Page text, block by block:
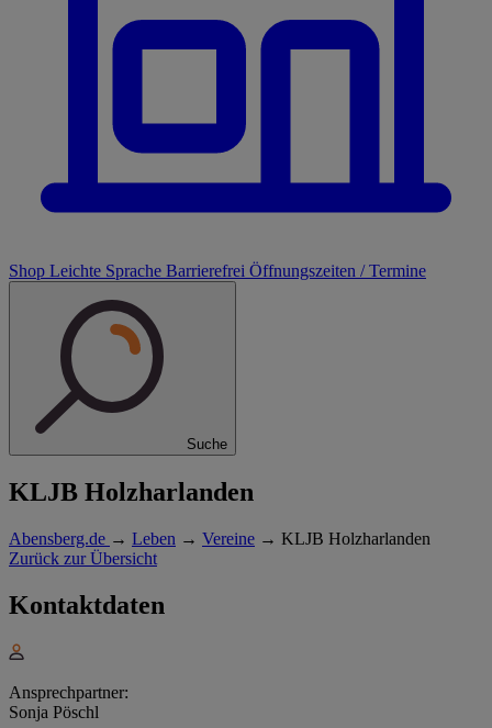
Shop Leichte Sprache Barrierefrei Öffnungszeiten / Termine
Suche
KLJB Holzharlanden
Abensberg.de → Leben → Vereine → KLJB Holzharlanden
Zurück zur Übersicht
Kontaktdaten
Ansprechpartner:
Sonja Pöschl